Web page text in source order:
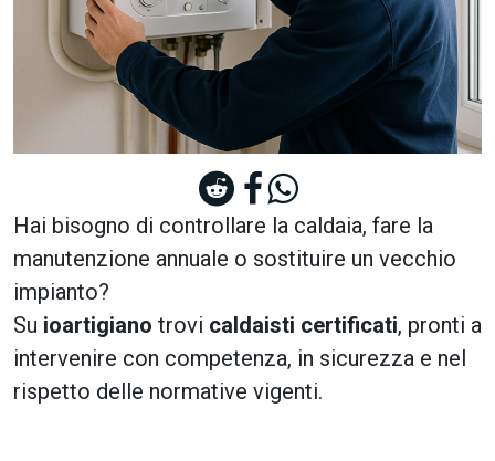
Hai bisogno di controllare la caldaia, fare la
manutenzione annuale o sostituire un vecchio
impianto?
Su ioartigiano trovi caldaisti certificati, pronti a
intervenire con competenza, in sicurezza e nel
rispetto delle normative vigenti.